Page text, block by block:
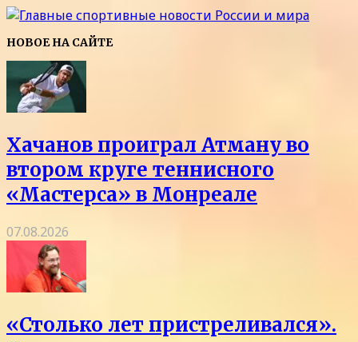
НОВОЕ НА САЙТЕ
Хачанов проиграл Атману во
втором круге теннисного
«Мастерса» в Монреале
07.08.2026
«Столько лет пристреливался».